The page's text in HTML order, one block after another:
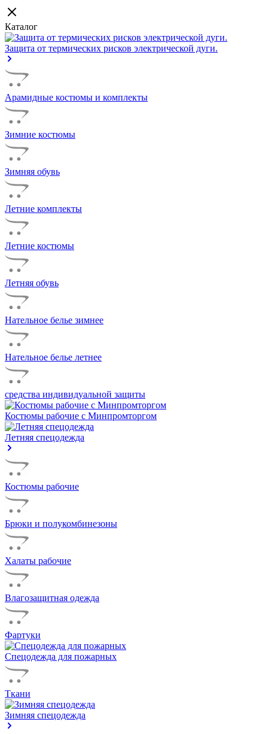
Каталог
Защита от термических рисков электрической дуги.
Арамидные костюмы и комплекты
Зимние костюмы
Зимняя обувь
Летние комплекты
Летние костюмы
Летняя обувь
Нательное белье зимнее
Нательное белье летнее
средства индивидуальной защиты
Костюмы рабочие с Минпромторгом
Летняя спецодежда
Костюмы рабочие
Брюки и полукомбинезоны
Халаты рабочие
Влагозащитная одежда
Фартуки
Спецодежда для пожарных
Ткани
Зимняя спецодежда